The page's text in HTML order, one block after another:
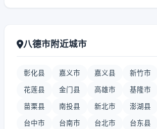
八德市附近城市
彰化县 嘉义市 嘉义县 新竹市
花莲县 金门县 高雄市 基隆市
苗栗县 南投县 新北市 澎湖县
台中市 台南市 台北市 台东县